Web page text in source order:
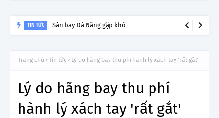
TIN TỨC Sân bay Đà Nẵng gặp khó
Trang chủ Tin tức Lý do hãng bay thu phí hành lý xách tay 'rất gắt'
Lý do hãng bay thu phí
hành lý xách tay 'rất gắt'